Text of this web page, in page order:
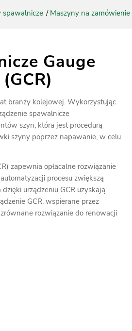
spawalnicze / Maszyny na zamówienie
Gauge
branży kolejowej. Wykorzystując
spawalnicze
szyn, która jest procedurą
szyny poprzez napawanie, w celu
zapewnia opłacalne rozwiązanie
procesu zwiększą
urządzeniu GCR uzyskają
GCR, wspierane przez
rozwiązanie do renowacji